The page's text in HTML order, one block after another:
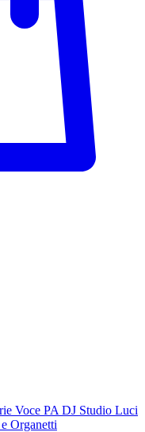
Voce PA DJ Studio Luci
Organetti